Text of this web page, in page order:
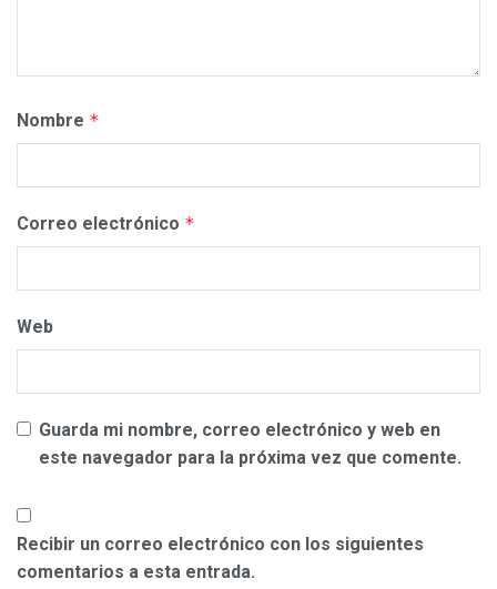
Nombre *
Correo electrónico *
Web
Guarda mi nombre, correo electrónico y web en
este navegador para la próxima vez que comente.
Recibir un correo electrónico con los siguientes
comentarios a esta entrada.